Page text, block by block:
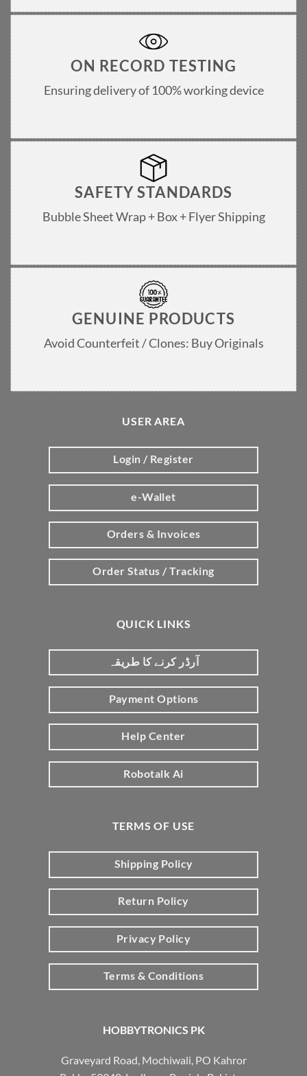
ON RECORD TESTING
Ensuring delivery of 100% working device
SAFETY STANDARDS
Bubble Sheet Wrap + Box + Flyer Shipping
GENUINE PRODUCTS
Avoid Counterfeit / Clones: Buy Originals
HOBBYTRONICS PK
Graveyard Road, Mochiwali, PO Kahror
USER AREA
Login / Register
e-Wallet
Orders & Invoices
Order Status / Tracking
QUICK LINKS
آرڈر کرنے کا طریقہ
Payment Options
Help Center
Robotalk Ai
TERMS OF USE
Shipping Policy
Return Policy
Privacy Policy
Terms & Conditions